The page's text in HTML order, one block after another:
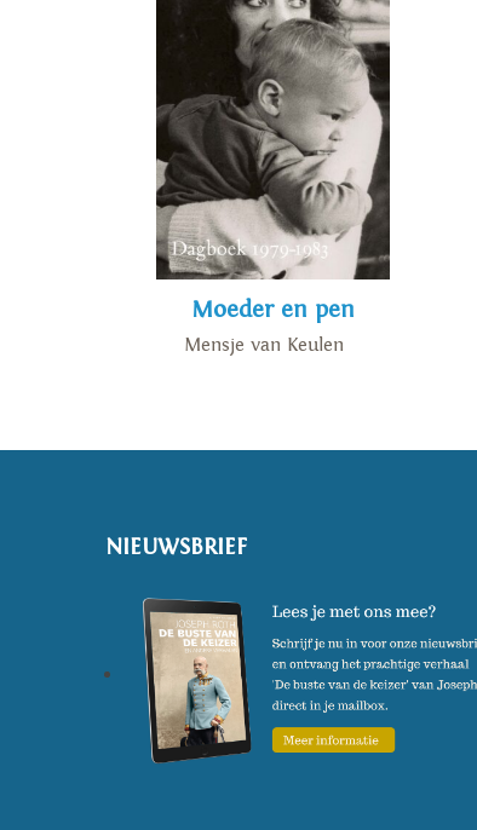
Op 18 januari 2015 ontvangt zij de
dat volgens de jury getuigt van een
gecomponeerd, ogenschijnlijk zijn ze
verrassende lading of onverwachte
In oktober 2018 verscheen de bundel
haar verhalenbundel 'Ik moet u echt
bundeling verhalen, gedichten, verzen
zomer' is verschenen in juni 2022.
dagboeken, en zal verschijnen in januari
(Foto: Annalees Louwes)
Moeder en pen
Mensje van Keulen
NIEUWSBRIEF